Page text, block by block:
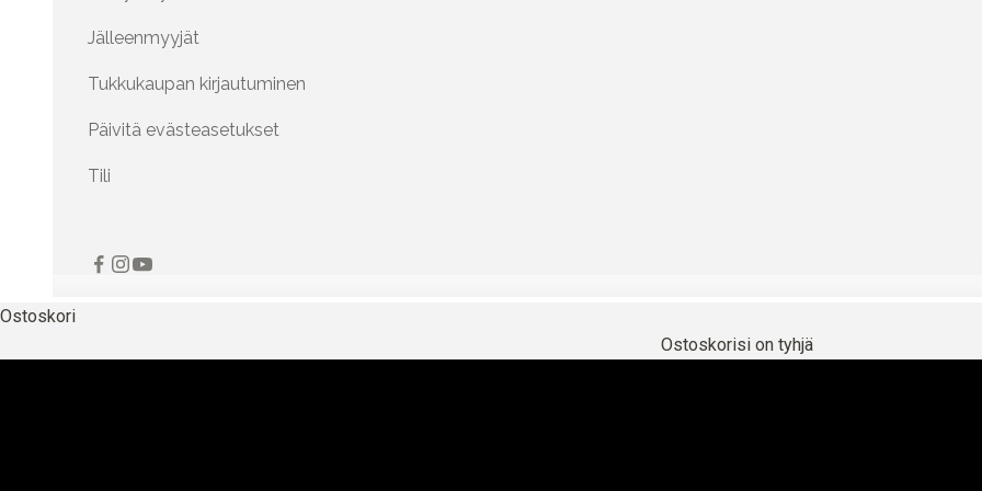
Jälleenmyyjät
Tukkukaupan kirjautuminen
Päivitä evästeasetukset
Tili
Ostoskori
Ostoskorisi on tyhjä
TÄYDELLISET